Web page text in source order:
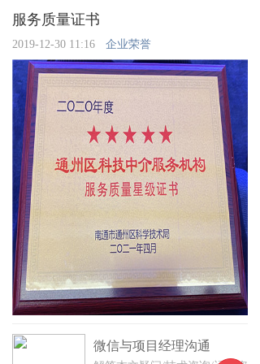
服务质量证书
2019-12-30 11:16 企业荣誉
微信与项目经理沟通